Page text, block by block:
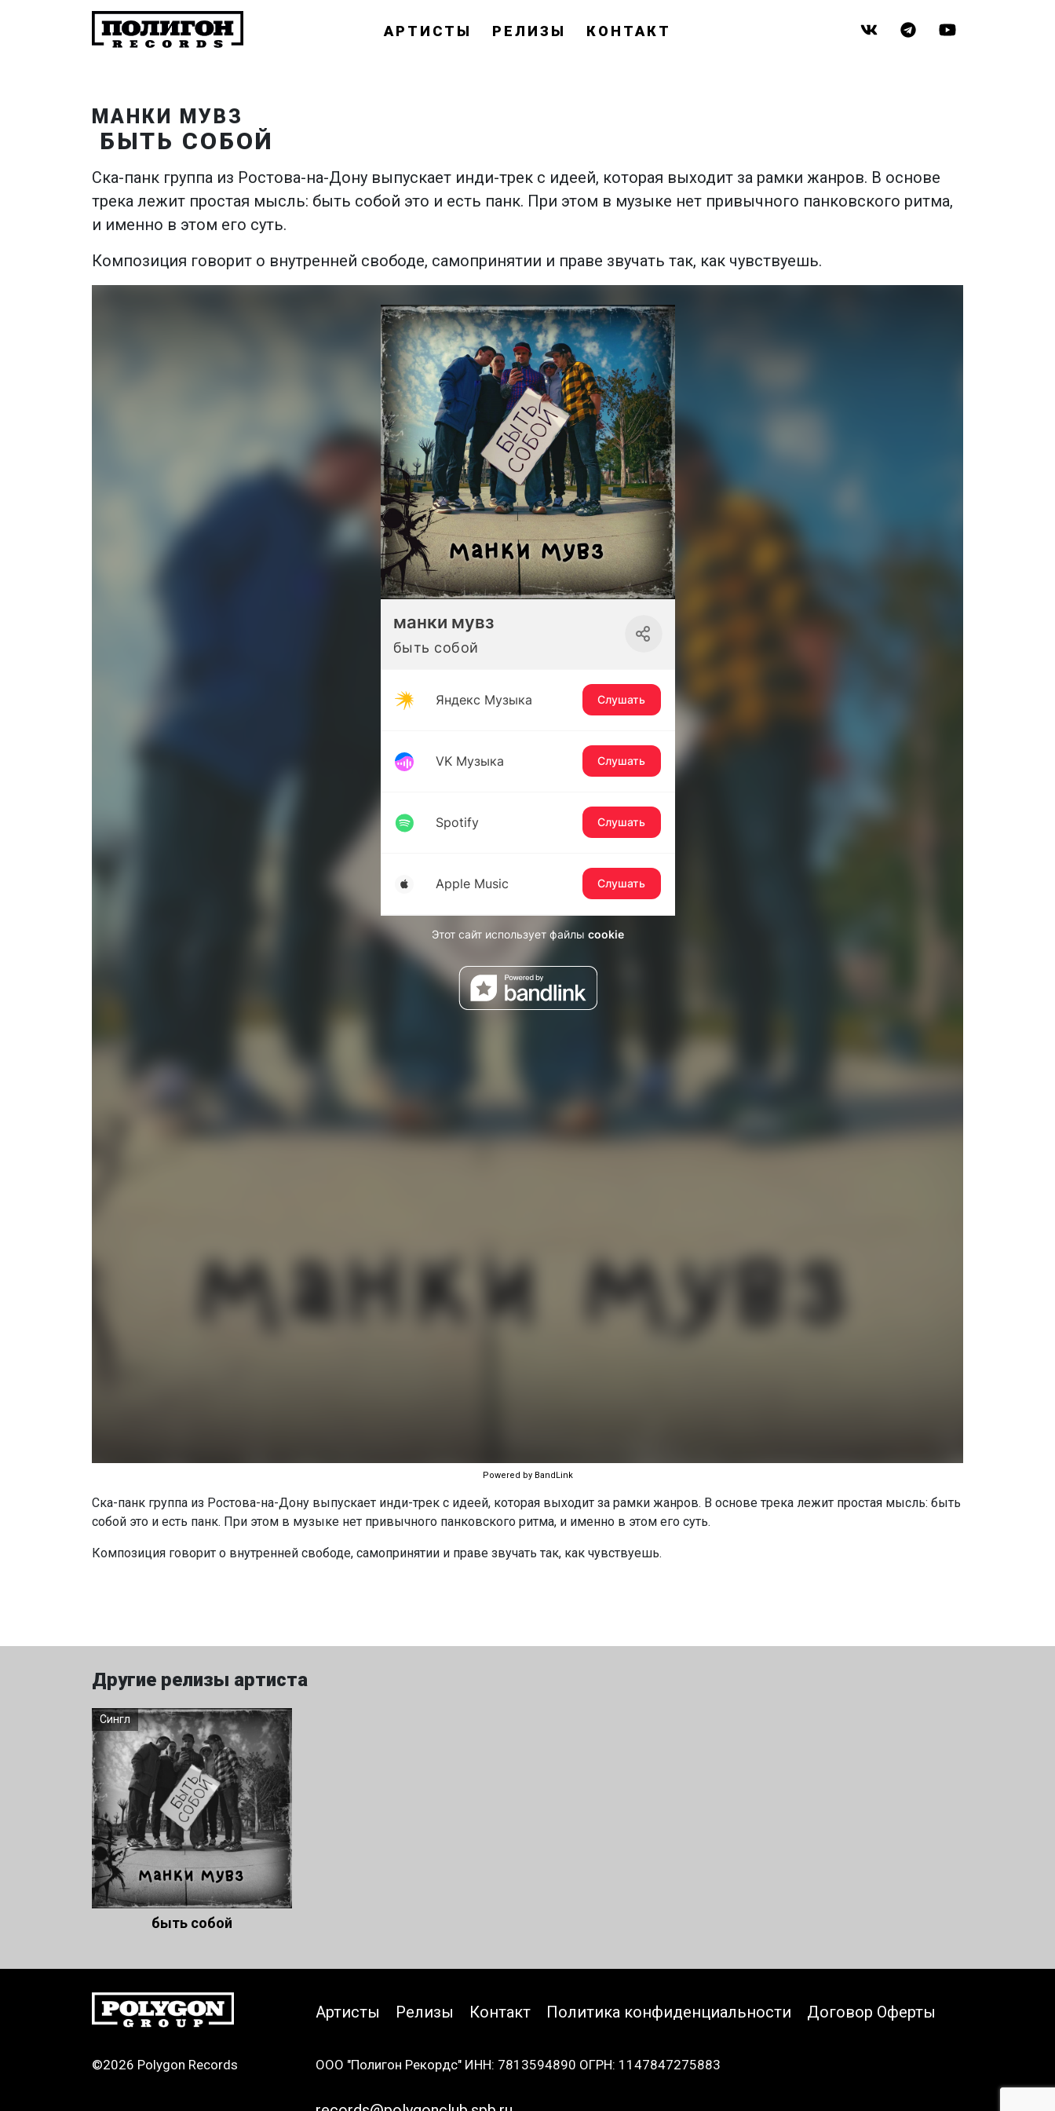
АРТИСТЫ РЕЛИЗЫ КОНТАКТ
МАНКИ МУВЗ
БЫТЬ СОБОЙ
Cка-панк группа из Ростова-на-Дону выпускает инди-трек с идеей, которая выходит за рамки жанров. В основе
трека лежит простая мысль: быть собой это и есть панк. При этом в музыке нет привычного панковского ритма,
и именно в этом его суть.
Композиция говорит о внутренней свободе, самопринятии и праве звучать так, как чувствуешь.
Powered by BandLink
Cка-панк группа из Ростова-на-Дону выпускает инди-трек с идеей, которая выходит за рамки жанров. В основе трека лежит простая мысль: быть
собой это и есть панк. При этом в музыке нет привычного панковского ритма, и именно в этом его суть.
Композиция говорит о внутренней свободе, самопринятии и праве звучать так, как чувствуешь.
Другие релизы артиста
Сингл
быть собой
©2026 Polygon Records
Артисты Релизы Контакт Политика конфиденциальности Договор Оферты
ООО "Полигон Рекордс" ИНН: 7813594890 ОГРН: 1147847275883